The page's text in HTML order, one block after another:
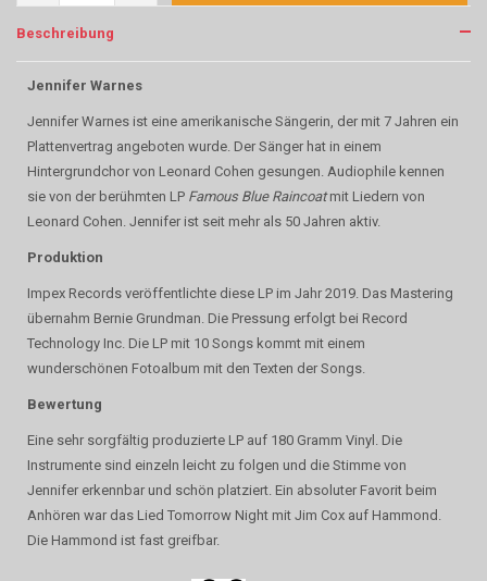
Beschreibung
Jennifer Warnes
Jennifer Warnes ist eine amerikanische Sängerin, der mit 7 Jahren ein
Plattenvertrag angeboten wurde. Der Sänger hat in einem
Hintergrundchor von Leonard Cohen gesungen. Audiophile kennen
sie von der berühmten LP Famous Blue Raincoatmit Liedern von
Leonard Cohen. Jennifer ist seit mehr als 50 Jahren aktiv.
Produktion
Impex Records veröffentlichte diese LP im Jahr 2019. Das Mastering
übernahm Bernie Grundman. Die Pressung erfolgt bei Record
Technology Inc. Die LP mit 10 Songs kommt mit einem
wunderschönen Fotoalbum mit den Texten der Songs.
Bewertung
Eine sehr sorgfältig produzierte LP auf 180 Gramm Vinyl. Die
Instrumente sind einzeln leicht zu folgen und die Stimme von
Jennifer erkennbar und schön platziert. Ein absoluter Favorit beim
Anhören war das Lied Tomorrow Night mit Jim Cox auf Hammond.
Die Hammond ist fast greifbar.